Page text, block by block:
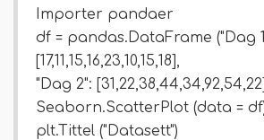
Importer pandaer
df = pandas.DataFrame ("Dag
[17,11,15,16,23,10,15,18],
"Dag 2":
Seaborn.ScatterPlot (data =
plt.Tittel ("Datasett")